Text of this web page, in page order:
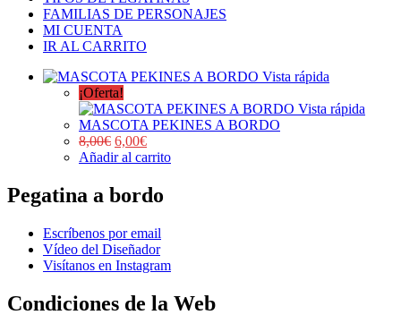
FAMILIAS DE PERSONAJES
MI CUENTA
IR AL CARRITO
Vista rápida
¡Oferta!
Vista rápida
MASCOTA PEKINES A BORDO
8,00€ 6,00€
Añadir al carrito
Pegatina a bordo
Escríbenos por email
Vídeo del Diseñador
Visítanos en Instagram
Condiciones de la Web